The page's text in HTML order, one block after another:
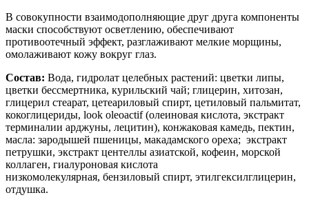
В совокупности взаимодополняющие друг друга компоненты
маски способствуют осветлению, обеспечивают
противоотечный эффект, разглаживают мелкие морщины,
омолаживают кожу вокруг глаз.
Состав: Вода, гидролат целебных растений: цветки липы,
цветки бессмертника, курильский чай; глицерин, хитозан,
глицерил стеарат, цетеариловый спирт, цетиловый пальмитат,
кокоглицериды, look oleoactif (олеиновая кислота, экстракт
терминалии арджуны, лецитин), конжаковая камедь, пектин,
масла: зародышей пшеницы, макадамского ореха; экстракт
петрушки, экстракт центеллы азиатской, кофеин, морской
коллаген, гиалуроновая кислота
низкомолекулярная, бензиловый спирт, этилгексилглицерин,
отдушка.